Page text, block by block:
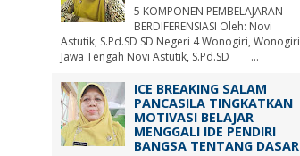
5 KOMPONEN PEMBELAJARAN
BERDIFERENSIASI Oleh: Novi
Astutik, S.Pd.SD SD Negeri 4 Wonogiri, Wonogiri
Jawa Tengah Novi Astutik, S.Pd.SD ...
ICE BREAKING SALAM
PANCASILA TINGKATKAN
MOTIVASI BELAJAR
MENGGALI IDE PENDIRI
BANGSA TENTANG DASAR